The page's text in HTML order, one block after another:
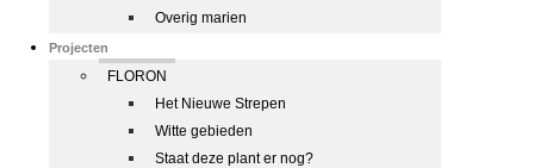
Overig marien
Projecten
FLORON
Het Nieuwe Strepen
Witte gebieden
Staat deze plant er nog?